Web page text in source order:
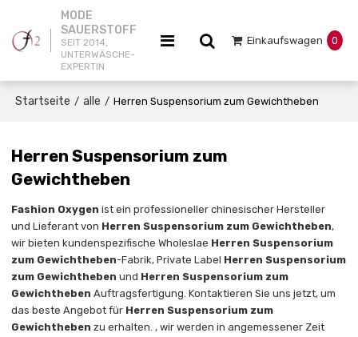
MODE
SAUERSTOFF
SEIT 2014,
UNTERWÄSCHE-
EXPERTIN
Einkaufswagen 0
Startseite / alle / Herren Suspensorium zum Gewichtheben
Herren Suspensorium zum
Gewichtheben
Fashion Oxygen ist ein professioneller chinesischer Hersteller
und Lieferant von Herren Suspensorium zum Gewichtheben,
wir bieten kundenspezifische Wholeslae Herren Suspensorium
zum Gewichtheben-Fabrik, Private Label Herren Suspensorium
zum Gewichtheben und Herren Suspensorium zum
Gewichtheben Auftragsfertigung. Kontaktieren Sie uns jetzt, um
das beste Angebot für Herren Suspensorium zum
Gewichtheben zu erhalten. , wir werden in angemessener Zeit